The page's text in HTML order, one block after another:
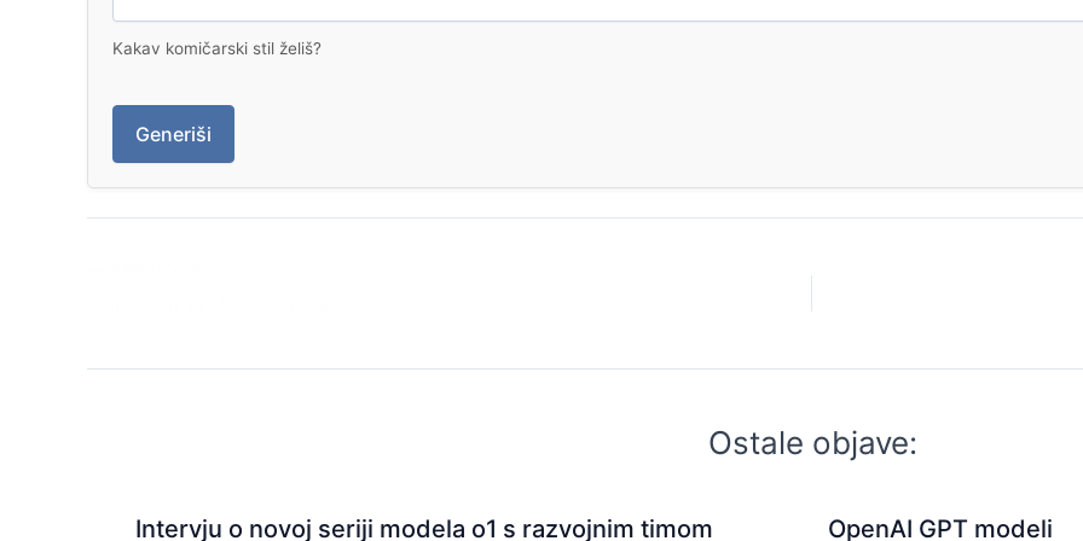
Kakav komičarski stil želiš?
Generiši
Ostale objave:
Intervju o novoj seriji modela o1 s razvojnim timom OpenAI GPT modeli